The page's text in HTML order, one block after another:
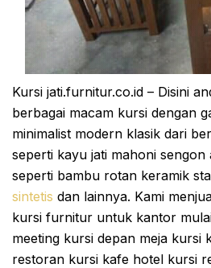
Kursi jati.furnitur.co.id – Disini
berbagai macam kursi dengan
minimalist modern klasik dari
seperti kayu jati mahoni
seperti bambu rotan keramik
sintetis dan lainnya. Kami
kursi furnitur untuk kantor
meeting kursi depan meja kursi
restoran kursi kafe hotel kursi